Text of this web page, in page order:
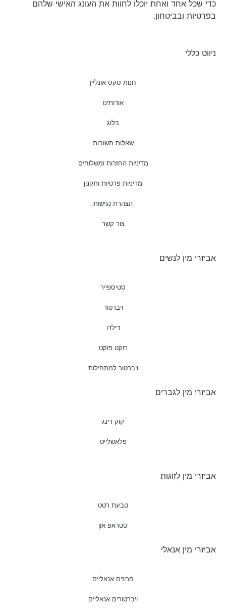
כדי שכל אחד ואחת יוכלו לחוות את העונג האישי שלהם
בפרטיות ובביטחון.
ניווט כללי
חנות סקס אונליין
אודותינו
בלוג
שאלות תשובות
מדיניות החזרות ומשלוחים
מדיניות פרטיות ותקנון
הצהרת נגישות
צור קשר
אביזרי מין לנשים
סטיספייר
ויברטור
דילדו
רוקט פוקט
ויברטור למתחילות
אביזרי מין לגברים
קוק רינג
פלאשלייט
אביזרי מין לזוגות
טבעת רטט
סטראפ און
אביזרי מין אנאלי
חרוזים אנאליים
ויברטורים אנאליים